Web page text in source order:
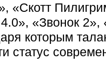
«Скотт
«Звонок 2»,
которым
статус